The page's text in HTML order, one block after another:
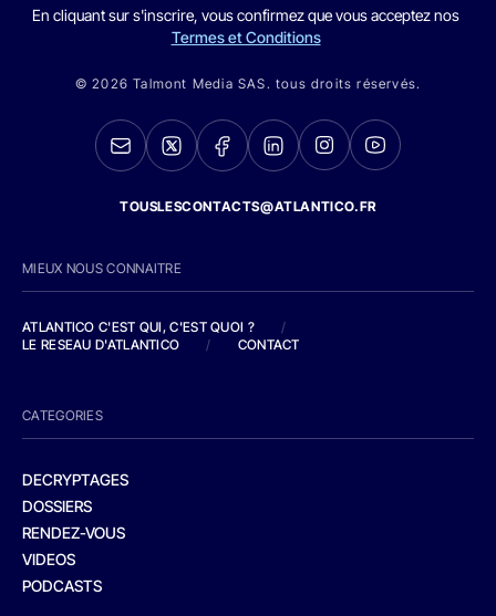
En cliquant sur s'inscrire, vous confirmez que vous acceptez nos
Termes et Conditions
© 2026 Talmont Media SAS. tous droits réservés.
TOUSLESCONTACTS@ATLANTICO.FR
MIEUX NOUS CONNAITRE
ATLANTICO C'EST QUI, C'EST QUOI ?
/
LE RESEAU D'ATLANTICO
/ CONTACT
CATEGORIES
DECRYPTAGES
DOSSIERS
RENDEZ-VOUS
VIDEOS
PODCASTS